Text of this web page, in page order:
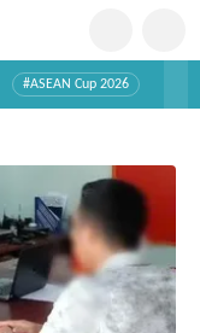
#ASEAN Cup 2026